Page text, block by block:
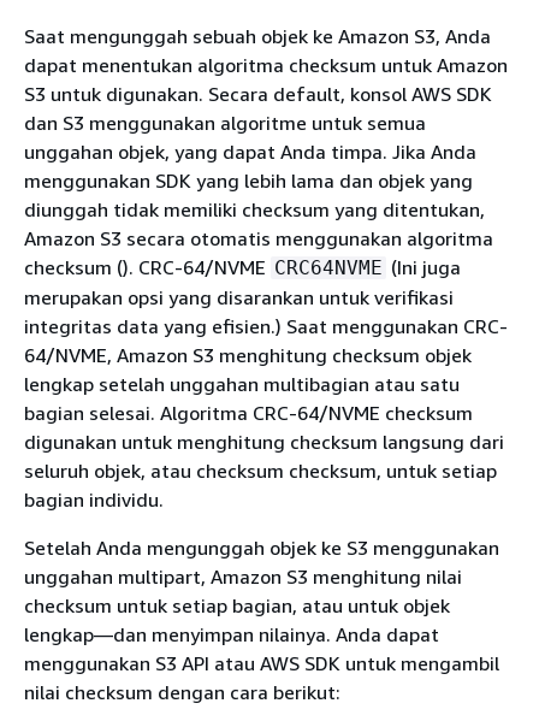
Saat mengunggah sebuah objek ke Amazon S3, Anda
dapat menentukan algoritma checksum untuk Amazon
S3 untuk digunakan. Secara default, konsol AWS SDK
dan S3 menggunakan algoritme untuk semua
unggahan objek, yang dapat Anda timpa. Jika Anda
menggunakan SDK yang lebih lama dan objek yang
diunggah tidak memiliki checksum yang ditentukan,
Amazon S3 secara otomatis menggunakan algoritma
checksum (). CRC-64/NVME CRC64NVME (Ini juga
merupakan opsi yang disarankan untuk verifikasi
integritas data yang efisien.) Saat menggunakan CRC-
64/NVME, Amazon S3 menghitung checksum objek
lengkap setelah unggahan multibagian atau satu
bagian selesai. Algoritma CRC-64/NVME checksum
digunakan untuk menghitung checksum langsung dari
seluruh objek, atau checksum checksum, untuk setiap
bagian individu.
Setelah Anda mengunggah objek ke S3 menggunakan
unggahan multipart, Amazon S3 menghitung nilai
checksum untuk setiap bagian, atau untuk objek
lengkap—dan menyimpan nilainya. Anda dapat
menggunakan S3 API atau AWS SDK untuk mengambil
nilai checksum dengan cara berikut: